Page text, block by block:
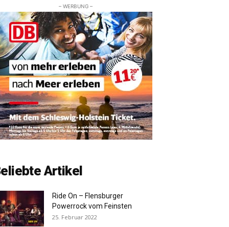
– WERBUNG –
Artikel
Ride On – Flensburger
Powerrock vom Feinsten
25. Februar 2022